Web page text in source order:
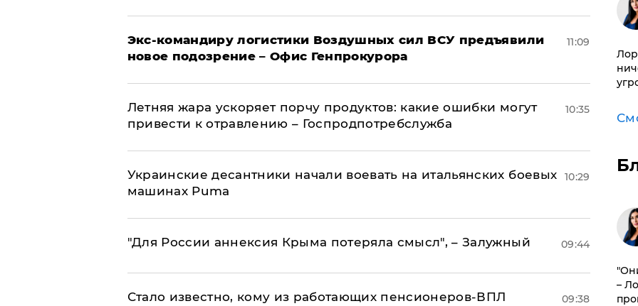
Экс-командиру логистики Воздушных сил ВСУ предъявили
новое подозрение – Офис Генпрокурора
11:09
Летняя жара ускоряет порчу продуктов: какие ошибки могут
привести к отравлению – Госпродпотребслужба
10:35
Украинские десантники начали воевать на итальянских боевых
машинах Puma
10:29
"Для России аннексия Крыма потеряла смысл", – Залужный 09:44
Стало известно, кому из работающих пенсионеров-ВПЛ
09:38
–